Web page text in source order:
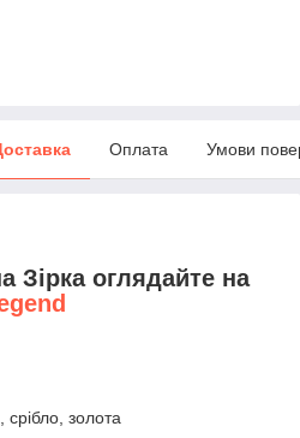
Оплата Умови
Зірка оглядайте на
срібло, золота